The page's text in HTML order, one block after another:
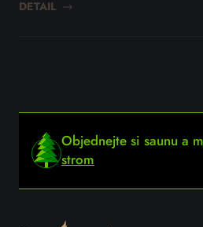
DETAIL
Objednejte si saunu a
strom